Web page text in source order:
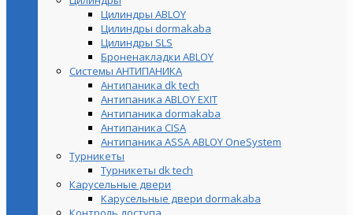
Цилиндры ABLOY
Цилиндры dormakaba
Цилиндры SLS
Броненакладки ABLOY
Системы АНТИПАНИКА
Антипаника dk tech
Антипаника ABLOY EXIT
Антипаника dormakaba
Антипаника СISA
Антипаника ASSA ABLOY OneSystem
Турникеты
Турникеты dk tech
Карусельные двери
Карусельные двери dormakaba